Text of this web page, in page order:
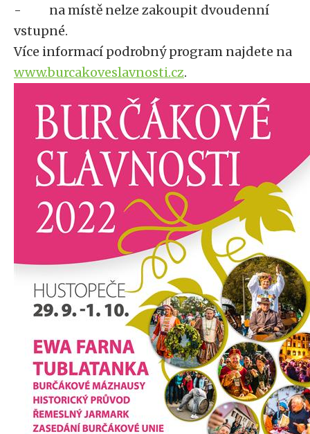
- na místě nelze zakoupit dvoudenní
vstupné.
Více informací podrobný program najdete na
www.burcakoveslavnosti.cz.